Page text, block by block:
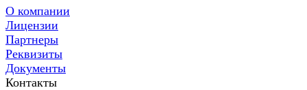
О компании
Лицензии
Партнеры
Реквизиты
Документы
Контакты